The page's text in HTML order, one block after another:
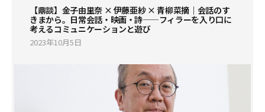
【鼎談】金子由里奈 × 伊藤亜紗 × 青柳菜摘｜会話のす
きまから。日常会話・映画・詩——フィラーを入り口に
考えるコミュニケーションと遊び
2023年10月5日